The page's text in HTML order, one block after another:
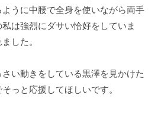
うに中腰で全身を使いながら両手
は強烈にダサい恰好をしていま
した。
い動きをしている黒澤を見かけた
っと応援してほしいです。